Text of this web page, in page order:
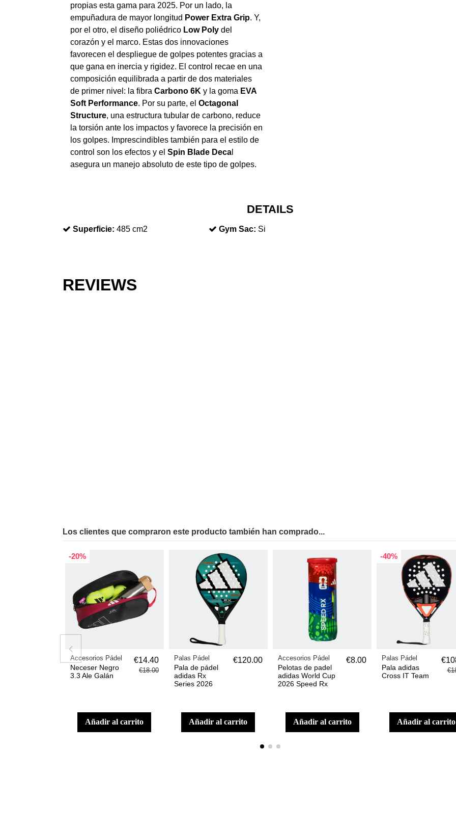
propias esta gama para 2025. Por un lado, la
empuñadura de mayor longitud Power Extra Grip. Y,
por el otro, el diseño poliédrico Low Polydel
corazón y el marco. Estas dos innovaciones
favorecen el despliegue de golpes potentes gracias a
que gana en inercia y rigidez. El control recae en una
composición equilibrada a partir de dos materiales
de primer nivel: la fibra Carbono 6K y la goma EVA
Soft Performance. Por su parte, el Octagonal
Structure, una estructura tubular de carbono, reduce
la torsión ante los impactos y favorece la precisión en
los golpes. Imprescindibles también para el estilo de
control son los efectos y el Spin Blade Decal
asegura un manejo absoluto de este tipo de golpes.
DETAILS
Superficie: 485 cm2 Gym Sac: Si
REVIEWS
Los clientes que compraron este producto también han comprado...
-20%
Accesorios Pádel
Neceser Negro
3.3 Ale Galán
€14.40
€18.00
añadir al carrito
Palas Pádel
Pala de pádel
adidas Rx
Series 2026
€120.00
añadir al carrito
Accesorios Pádel
Pelotas de padel
adidas World Cup
2026 Speed Rx
€8.00
añadir al carrito
-40%
Palas Pádel
Pala adidas
Cross IT Team
añadir al carrito